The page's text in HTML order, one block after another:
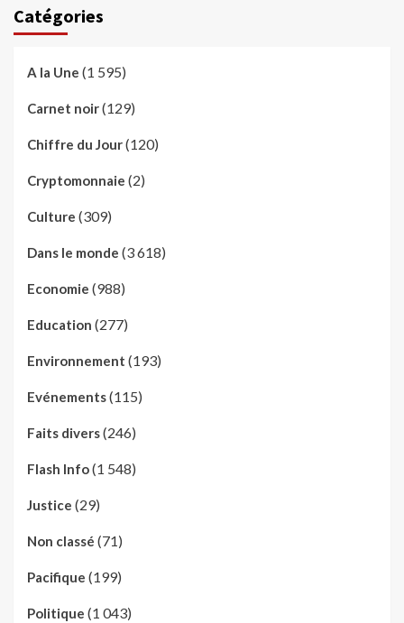
Catégories
A la Une (1 595)
Carnet noir(129)
Chiffre du Jour(120)
Cryptomonnaie (2)
Culture (309)
Dans le monde (3 618)
Economie (988)
Education (277)
Environnement (193)
Evénements(115)
Faits divers(246)
Flash Info(1 548)
Justice (29)
Non classé (71)
Pacifique (199)
Politique (1 043)